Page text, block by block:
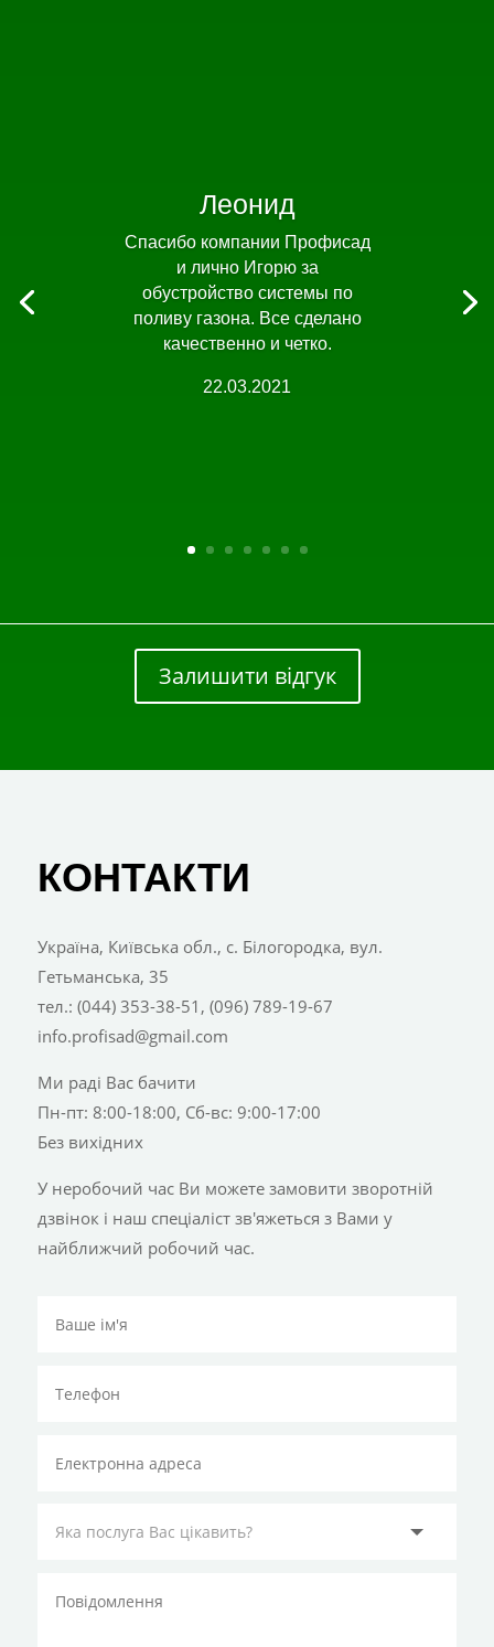
Леонид
Спасибо компании Профисад
и лично Игорю за
обустройство системы по
поливу газона. Все сделано
качественно и четко.
22.03.2021
Залишити відгук
КОНТАКТИ
Україна, Київська обл., с. Білогородка, вул.
Гетьманська, 35
тел.: (044) 353-38-51, (096) 789-19-67
info.profisad@gmail.com
Ми раді Вас бачити
Пн-пт: 8:00-18:00, Сб-вс: 9:00-17:00
Без вихідних
У неробочий час Ви можете замовити зворотній
дзвінок і наш спеціаліст зв'яжеться з Вами у
найближчий робочий час.